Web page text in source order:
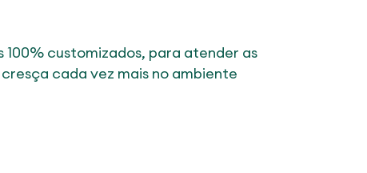
customizados, para atender as
cada vez mais no ambiente